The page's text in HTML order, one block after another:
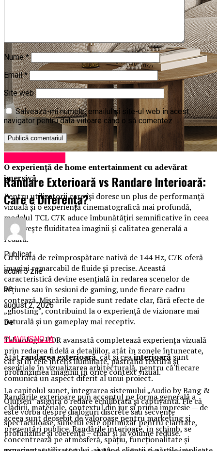
O experiență de home entertainment cu adevărat
imersivă
Pentru utilizatorii care își doresc un plus de performanță
vizuală și o experiență cinematografică mai profundă,
modelul TCL C7K aduce îmbunătățiri semnificative în ceea
ce privește fluiditatea imaginii și calitatea generală a
redării.
Cu o rată de reîmprospătare nativă de 144 Hz, C7K oferă
imagini remarcabil de fluide și precise. Această
caracteristică devine esențială în redarea scenelor de
acțiune sau în sesiuni de gaming, unde fiecare cadru
contează. Mișcările rapide sunt redate clar, fără efecte de
„ghosting”, contribuind la o experiență de vizionare mai
naturală și un gameplay mai receptiv.
Tehnologia HDR avansată completează experiența vizuală
prin redarea fidelă a detaliilor, atât în zonele întunecate,
cât și în cele intens iluminate, păstrând textura și
profunzimea imaginii în orice context vizual.
La capitolul sunet, integrarea sistemului „Audio by Bang &
Olufsen” asigură o redare echilibrată și captivantă. Fie că
este vorba despre dialoguri discrete sau secvențe
spectaculoase, sunetul este optimizat pentru claritate,
profunzime și coerență – chiar și la volume reduse.
Nume*
Email*
Site web
Salvează-mi numele, emailul și site-ul web în acest
navigator pentru data viitoare când o să comentez.
Randare Exterioară vs Randare Interioară:
Care e Diferența?
Publicat
acum 5 zile
pe
august 2, 2026
De
FLAVIUSNOJA
Atâtrandarea exterioară, cât și ceainterioarăsunt
esențiale în vizualizarea arhitecturală, pentru că fiecare
comunică un aspect diferit al unui proiect.
Randările exterioare pun accentul pe forma generală a
clădirii, materiale, contextul din jur și prima impresie — de
aceea sunt deosebit de valoroase pentru marketing și
prezentări publice. Randările interioare, în schimb, se
concentrează pe atmosferă, spațiu, funcționalitate și